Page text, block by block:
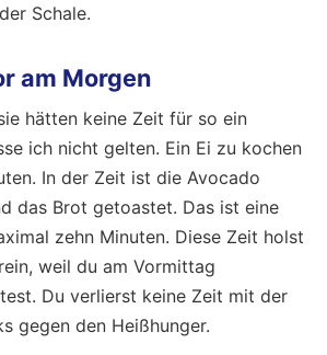
Schale.
am Morgen
hätten keine Zeit für so ein
ich nicht gelten. Ein Ei zu kochen
In der Zeit ist die Avocado
das Brot getoastet. Das ist eine
zehn Minuten. Diese Zeit holst
weil du am Vormittag
Du verlierst keine Zeit mit der
gegen den Heißhunger.